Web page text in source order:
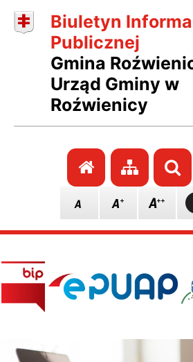
Biuletyn
Publicznej
Gmina
Urząd Gminy w
Roźwienicy
Przejdź do